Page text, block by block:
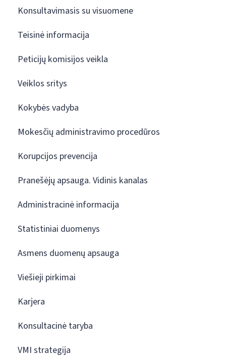
Konsultavimasis su visuomene
Teisinė informacija
Peticijų komisijos veikla
Veiklos sritys
Kokybės vadyba
Mokesčių administravimo procedūros
Korupcijos prevencija
Pranešėjų apsauga. Vidinis kanalas
Administracinė informacija
Statistiniai duomenys
Asmens duomenų apsauga
Viešieji pirkimai
Karjera
Konsultacinė taryba
VMI strategija